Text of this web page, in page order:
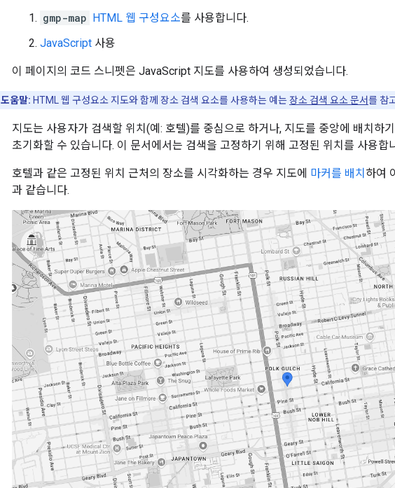
gmp-map HTML 웹 구성요소를 사용합니다.
JavaScript 사용
이 페이지의 코드 스니펫은 JavaScript 지도를 사용하여 생성되었습니다.
도움말: HTML 웹 구성요소 지도와 함께 장소 검색 요소를 사용하는 예는장소 검색 요소 문서를 참
지도는 사용자가 검색할 위치(예: 호텔)를 중심으로 하거나, 지도를 중앙에 배치하
초기화할 수 있습니다. 이 문서에서는 검색을 고정하기 위해 고정된 위치를 사용합
호텔과 같은 고정된 위치 근처의 장소를 시각화하는 경우 지도에 마커를 배치 하여
과 같습니다.